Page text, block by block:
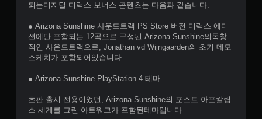
되는디지털 디럭스 보너스 콘텐츠는 다음과 같습니다.
● Arizona Sunshine 사운드트랙 PS Store 버전 디럭스 에디
션에만 포함되는 12곡으로 구성된 Arizona Sunshine의독창
적인 사운드트랙으로, Jonathan vd Wijngaarden의 초기 데모
스케치가 포함되어있습니다.
● Arizona Sunshine PlayStation 4 테마
초판 출시 전용이었던, Arizona Sunshine의 포스트 아포칼립
스 세계를 그린 아트워크가 포함된테마입니다